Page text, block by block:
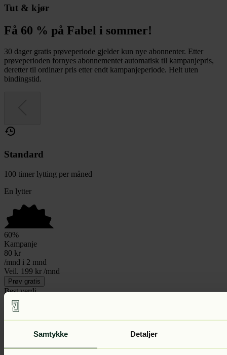
Samtykke Detaljer
Tut & kjør
Få 60 % på Fabel i sommer!
30 dager gratis prøveperiode gjelder kun nye abonnenter. Etter
prøveperioden fornyes abonnementet automatisk til kampanjepris,
deretter til ordinær pris etter endt kampanjeperiode. Helt uten
bindingstid.
Standard
100 timer lytting per måned
En lytter
60%
Kampanje
80 kr
/mnd i 2 mnd
Veil. 199 kr /mnd
Prøv gratis
Best verdi